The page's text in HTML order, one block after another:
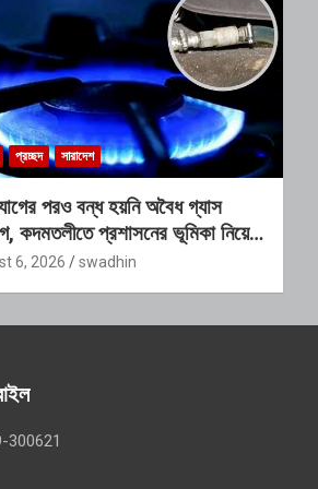
প্রচ্ছদ সারাদেশ
পরও বন্ধ হয়নি অবৈধ গ্যাস
কদমতলীতে প্রশাসনের ভূমিকা নিয়ে
6, 2026 swadhin
300621